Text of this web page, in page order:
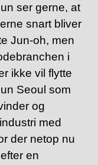
ser gerne, at
snart bliver
Jun-oh, men
i
ikke vil flytte
Seoul som
og
med
der netop nu
en